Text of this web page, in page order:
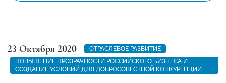
23 Октября 2020
ОТРАСЛЕВОЕ РАЗВИТИЕ
ПОВЫШЕНИЕ ПРОЗРАЧНОСТИ РОССИЙСКОГО БИЗНЕСА И
СОЗДАНИЕ УСЛОВИЙ ДЛЯ ДОБРОСОВЕСТНОЙ КОНКУРЕНЦИИ